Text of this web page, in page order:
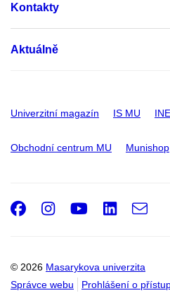
Kontakty
Aktuálně
Univerzitní magazín IS MU
Obchodní centrum MU Munishop
© 2026 Masarykova univerzita
Správce webu
Prohlášení o
Facebook
Instagram
Youtube
e-